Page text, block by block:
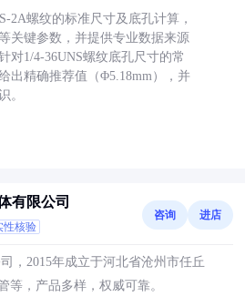
2A螺纹的标准尺寸及底孔计算，
关键参数，并提供专业数据来源
对1/4-36UNS螺纹底孔尺寸的常
出精确推荐值（Φ5.18mm），并
。
有限公司
性核验
咨询 进店
，2015年成立于河北省沧州市任丘
等，产品多样，权威可靠。